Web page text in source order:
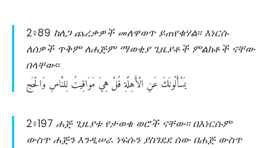
2፥89 ከለጋ ጨረቃዎች መለዋወጥ ይጠየቁሃል፡፡ እነርሱ
ለሰዎች ጥቅም ለሐጅም ማወቂያ ጊዜያቶች ምልክቶች ናቸው
በላቸው፡፡
يَسْأَلُونَكَعَنِالْأَهِلَّةِقُلْهِيَمَوَاقِيتُلِلنَّاسِوَالْحَج
2፥197 ሐጅ ጊዜያቱ የታወቁ ወሮች ናቸው፡፡ በእነርሱም
ውስጥ ሐጅን እንዲሠራ ነፍሱን ያስገደደ ሰው በሐጅ ውስጥ